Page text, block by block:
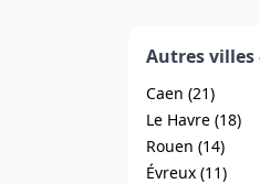
Autres
Caen (21)
Le Havre (18)
Rouen (14)
Évreux (11)